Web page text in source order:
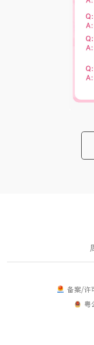
备案/许
粤